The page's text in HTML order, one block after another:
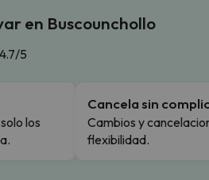
en Buscounchollo
4.7/5
los
Cancela sin
Cambios y
flexibilidad.